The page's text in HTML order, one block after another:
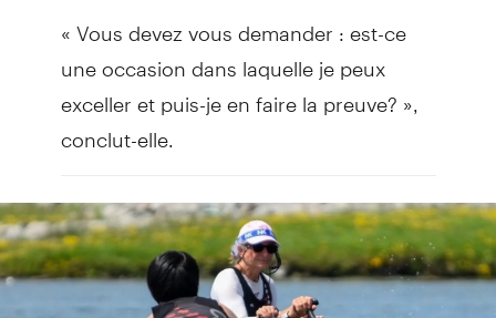
« Vous devez vous demander : est-ce
une occasion dans laquelle je peux
exceller et puis-je en faire la preuve? »,
conclut-elle.